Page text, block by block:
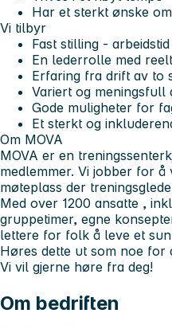
Har et sterkt ønske
Vi tilbyr
Fast stilling -
En lederrolle med
Erfaring fra drift av to
Variert og meningsfull
Gode muligheter for
Et sterkt og
Om MOVA
MOVA er en
medlemmer. Vi jobber for å
møteplass der
Med over 1200 ansatte ,
gruppetimer, egne
lettere for folk å leve et
Høres dette ut som noe for
Vi vil gjerne høre fra deg!
Om bedriften